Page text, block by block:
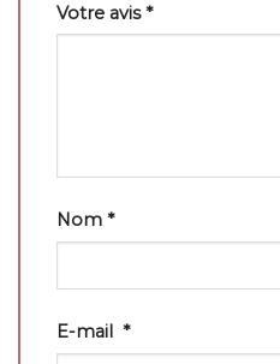
Votre avis*
Nom *
E-mail *